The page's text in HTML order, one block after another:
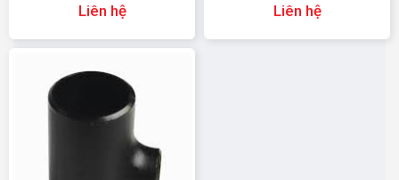
Liên hệ Liên hệ